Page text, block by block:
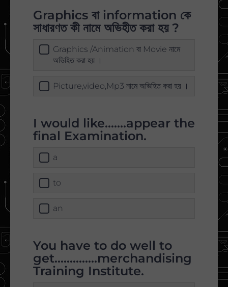
Graphics বা information কে
সাধারণত কী নামে অভিহীত করা হয় ?
Graphics /Animation বা Movie নামে
অভিহিত করা হয় ।
Picture,video,Mp3 নামে অভিহিত করা হয় ।
I would like.......appear the
final Examination.
a
to
an
You have to do well to
get..............merchandising
Training Institute.